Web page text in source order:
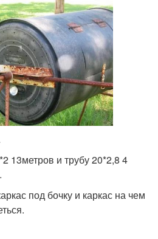
13метров и трубу 20*2,8 4
под бочку и каркас на чем